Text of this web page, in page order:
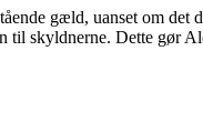
gæld, uanset om
skyldnerne. Dette gør